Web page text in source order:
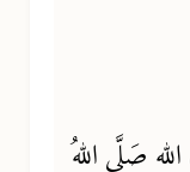
صَلَّى اللهُ